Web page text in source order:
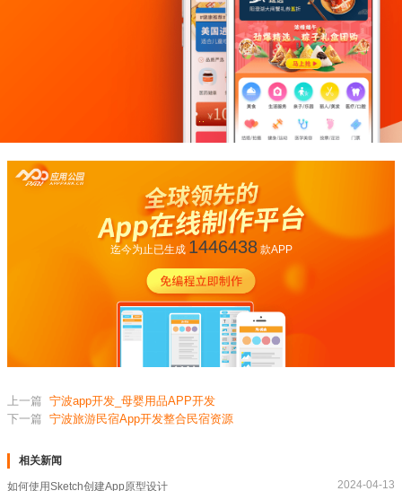
迄今为止已生成 1446438款APP
上一篇 宁波app开发_母婴用品APP开发
下一篇 宁波旅游民宿App开发整合民宿资源
相关新闻
如何使用Sketch创建App原型设计 2024-04-13